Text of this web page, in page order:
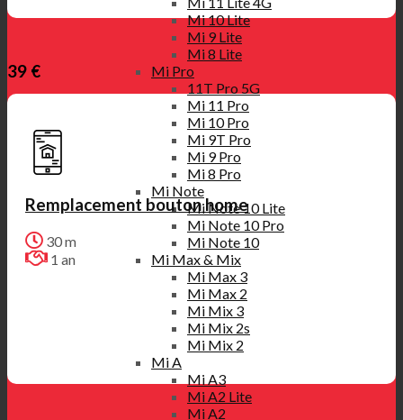
Mi 10 Lite
Mi 9 Lite
Mi 8 Lite
Mi Pro
11T Pro 5G
Mi 11 Pro
Mi 10 Pro
Mi 9T Pro
Mi 9 Pro
Mi 8 Pro
Mi Note
Mi Note 10 Lite
Mi Note 10 Pro
Mi Note 10
Mi Max & Mix
Mi Max 3
Mi Max 2
Mi Mix 3
Mi Mix 2s
Mi Mix 2
Mi A
Mi A3
Mi A2 Lite
Mi A2
39 €
Remplacement bouton home
30 m
1 an